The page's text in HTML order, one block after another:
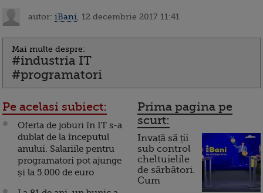
autor: iBani , 12 decembrie 2017 11:41
Mai multe despre:
#industria IT
#programatori
Pe acelasi subiect:
Oferta de joburi în IT s-a
dublat de la începutul
anului. Salariile pentru
programatori pot ajunge
și la 5.000 de euro
Prima pagina pe
scurt:
Invață să ții
sub control
cheltuielile
de sărbători.
Cum